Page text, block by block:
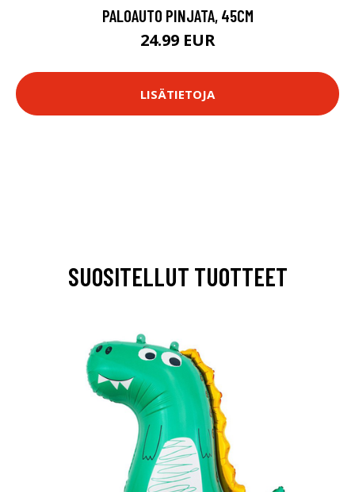
PALOAUTO PINJATA, 45CM
24.99 EUR
LISÄTIETOJA
SUOSITELLUT TUOTTEET